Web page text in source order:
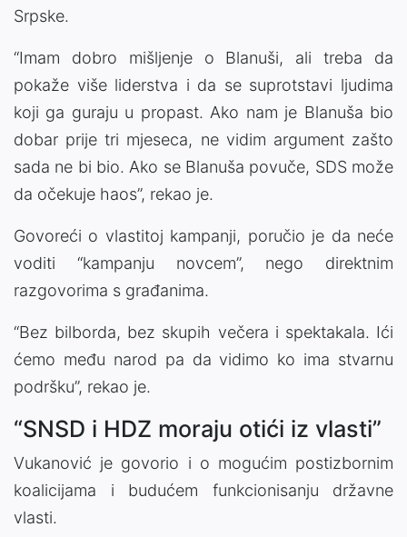
Srpske.
“Imam dobro mišljenje o Blanuši, ali treba da
pokaže više liderstva i da se suprotstavi ljudima
koji ga guraju u propast. Ako nam je Blanuša bio
dobar prije tri mjeseca, ne vidim argument zašto
sada ne bi bio. Ako se Blanuša povuče, SDS može
da očekuje haos”, rekao je.
Govoreći o vlastitoj kampanji, poručio je da neće
voditi “kampanju novcem”, nego direktnim
razgovorima s građanima.
“Bez bilborda, bez skupih večera i spektakala. Ići
ćemo među narod pa da vidimo ko ima stvarnu
podršku”, rekao je.
“SNSD i HDZ moraju otići iz vlasti”
Vukanović je govorio i o mogućim postizbornim
koalicijama i budućem funkcionisanju državne
vlasti.